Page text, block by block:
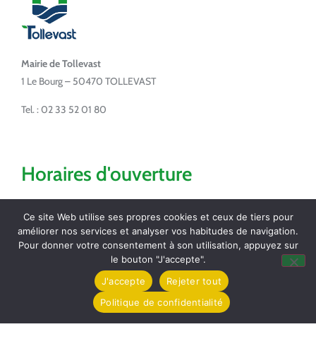
Mairie de Tollevast
1 Le Bourg – 50470 TOLLEVAST
Tel. : 02 33 52 01 80
Horaires d'ouverture
Mardi de 16h à 18h
Jeudi de 8h30 à 12h
Vendredi de 16h à 18h
Partagez / Imprimez
Ce site Web utilise ses propres cookies et ceux de tiers pour
améliorer nos services et analyser vos habitudes de navigation.
Pour donner votre consentement à son utilisation, appuyez sur
le bouton "J'accepte".
J'accepte
Rejeter tout
Politique de confidentialité